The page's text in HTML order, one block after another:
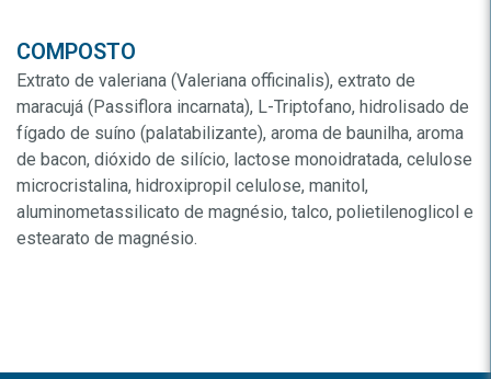
COMPOSTO
Extrato de valeriana (Valeriana officinalis), extrato de
maracujá (Passiflora incarnata), L-Triptofano, hidrolisado de
fígado de suíno (palatabilizante), aroma de baunilha, aroma
de bacon, dióxido de silício, lactose monoidratada, celulose
microcristalina, hidroxipropil celulose, manitol,
aluminometassilicato de magnésio, talco, polietilenoglicol e
estearato de magnésio.